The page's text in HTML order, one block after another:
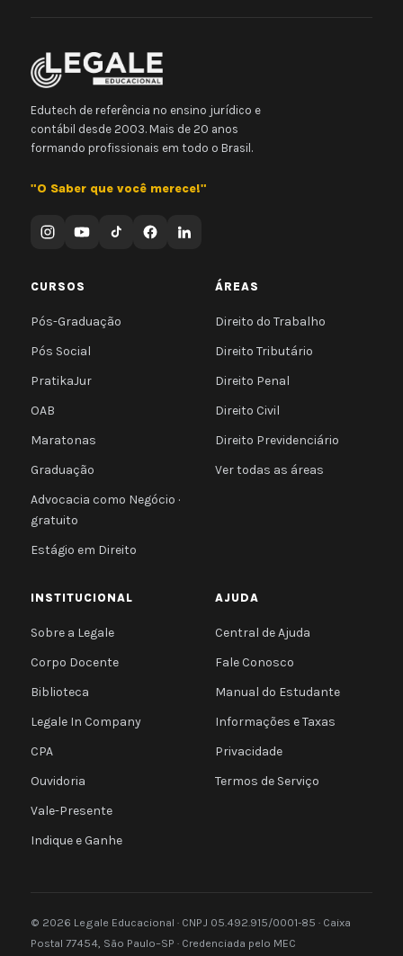
Edutech de referência no ensino jurídico e
contábil desde 2003. Mais de 20 anos
formando profissionais em todo o Brasil.
"O Saber que você merece!"
CURSOS
Pós-Graduação
Pós Social
PratikaJur
OAB
Maratonas
Graduação
Advocacia como Negócio ·
gratuito
Estágio em Direito
ÁREAS
Direito do Trabalho
Direito Tributário
Direito Penal
Direito Civil
Direito Previdenciário
Ver todas as áreas
INSTITUCIONAL
Sobre a Legale
Corpo Docente
Biblioteca
Legale In Company
CPA
Ouvidoria
Vale-Presente
Indique e Ganhe
AJUDA
Central de Ajuda
Fale Conosco
Manual do Estudante
Informações e Taxas
Privacidade
Termos de Serviço
© 2026 Legale Educacional · CNPJ 05.492.915/0001-85 · Caixa
Postal 77454, São Paulo–SP · Credenciada pelo MEC